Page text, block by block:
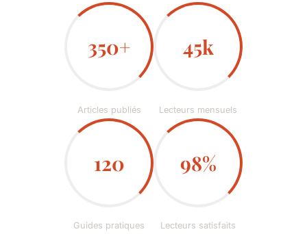
350+
Articles publiés
45k
Lecteurs mensuels
120
Guides pratiques
98%
Lecteurs satisfaits